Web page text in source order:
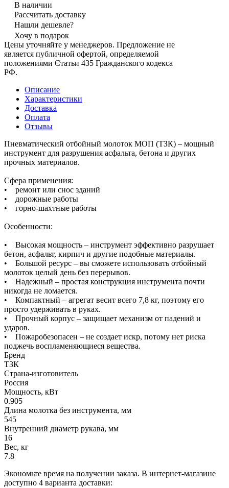
В наличии
Рассчитать доставку
Нашли дешевле?
Хочу в подарок
Цены уточняйте у менеджеров. Предложение не
является публичной офертой, определяемой
положениями Статьи 435 Гражданского кодекса
РФ.
Описание
Характеристики
Доставка
Оплата
Отзывы
Пневматический отбойный молоток МОП (ТЗК) – мощный
инструмент для разрушения асфальта, бетона и других
прочных материалов.
Сфера применения:
• ремонт или снос зданий
• дорожные работы
• горно-шахтные работы
Особенности:
• Высокая мощность – инструмент эффективно разрушает
бетон, асфальт, кирпич и другие подобные материалы.
• Большой ресурс – вы сможете использовать отбойный
молоток целый день без перерывов.
• Надежный – простая конструкция инструмента почти
никогда не ломается.
• Компактный – агрегат весит всего 7,8 кг, поэтому его
просто удерживать в руках.
• Прочный корпус – защищает механизм от падений и
ударов.
• Пожаробезопасен – не создает искр, потому нет риска
поджечь воспламеняющиеся вещества.
Бренд
ТЗК
Страна-изготовитель
Россия
Мощность, кВт
0.905
Длина молотка без инструмента, мм
545
Внутренний диаметр рукава, мм
16
Вес, кг
7.8
Экономьте время на получении заказа. В интернет-магазине
доступно 4 варианта доставки: